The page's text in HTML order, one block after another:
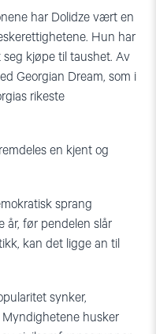
har Dolidze vært en
Hun har
kjøpe til taushet. Av
Georgian Dream, som i
rikeste
en kjent og
sprang
år, før pendelen slår
, kan det ligge an til
synker,
Myndighetene husker